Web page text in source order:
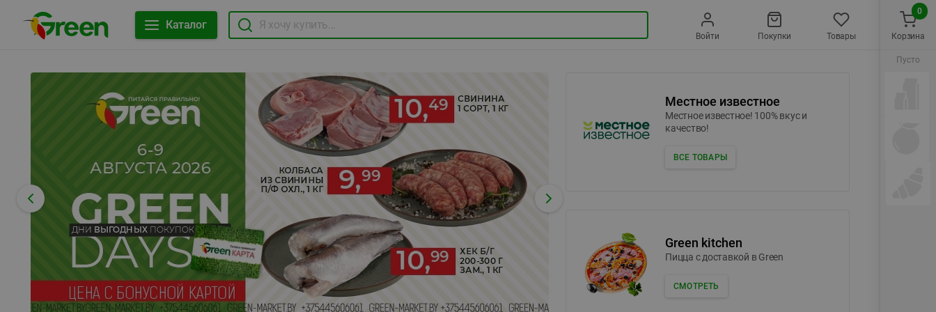
Каталог
Войти Покупки Товары
Местное известное
Местное известное! 100% вкус и
качество!
ВСЕ ТОВАРЫ
Green kitchen
Пицца c доставкой в Green
СМОТРЕТЬ
Корзина
0
Пусто